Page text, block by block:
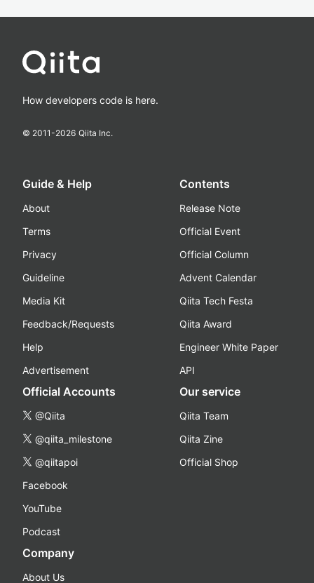
How developers code is here.
© 2011-2026 Qiita Inc.
Guide & Help
About
Terms
Privacy
Guideline
Media Kit
Feedback/Requests
Help
Advertisement
Contents
Release Note
Official Event
Official Column
Advent Calendar
Qiita Tech Festa
Qiita Award
Engineer White Paper
API
Official Accounts
@Qiita
@qiita_milestone
@qiitapoi
Facebook
YouTube
Podcast
Our service
Qiita Team
Qiita Zine
Official Shop
Company
About Us